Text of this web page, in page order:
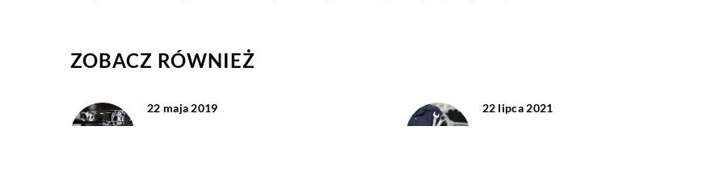
ZOBACZ RÓWNIEŻ
22 maja 2019 22 lipca 2021